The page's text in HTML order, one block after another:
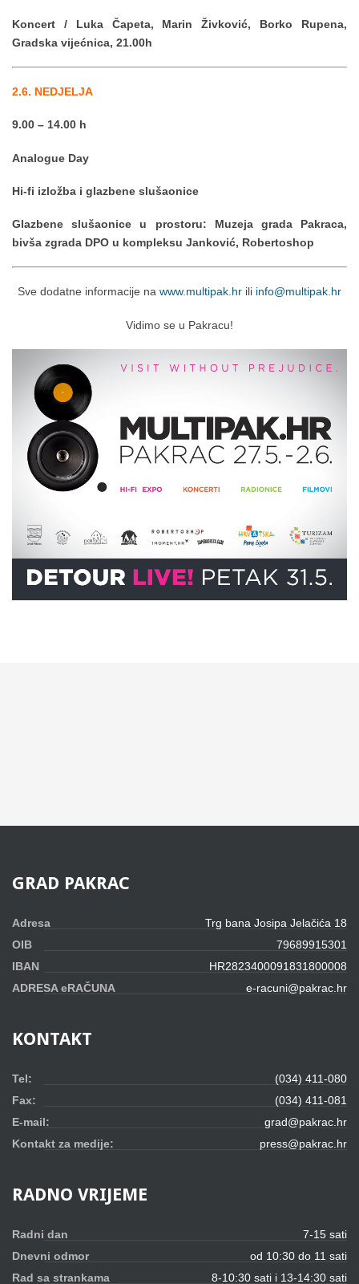
Koncert / Luka Čapeta, Marin Živković, Borko Rupena,
Gradska vijećnica, 21.00h
2.6. NEDJELJA
9.00 – 14.00 h
Analogue Day
Hi-fi izložba i glazbene slušaonice
Glazbene slušaonice u prostoru: Muzeja grada Pakraca,
bivša zgrada DPO u kompleksu Janković, Robertoshop
Sve dodatne informacije na www.multipak.hr ili info@multipak.hr
Vidimo se u Pakracu!
GRAD PAKRAC
Adresa
Trg bana Josipa Jelačića 18
OIB
79689915301
IBAN
HR2823400091831800008
ADRESA eRAČUNA
e-racuni@pakrac.hr
KONTAKT
Tel:
(034) 411-080
Fax:
(034) 411-081
E-mail:
grad@pakrac.hr
Kontakt za medije:
press@pakrac.hr
RADNO VRIJEME
Radni dan
7-15 sati
Dnevni odmor
od 10:30 do 11 sati
Rad sa strankama
8-10:30 sati i 13-14:30 sati